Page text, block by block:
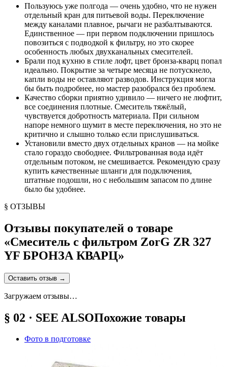
Пользуюсь уже полгода — очень удобно, что не нужен
отдельный кран для питьевой воды. Переключение
между каналами плавное, рычаги не разбалтываются.
Единственное — при первом подключении пришлось
повозиться с подводкой к фильтру, но это скорее
особенность любых двухканальных смесителей.
Брали под кухню в стиле лофт, цвет бронза-кварц попал
идеально. Покрытие за четыре месяца не потускнело,
капли воды не оставляют разводов. Инструкция могла
бы быть подробнее, но мастер разобрался без проблем.
Качество сборки приятно удивило — ничего не люфтит,
все соединения плотные. Смеситель тяжёлый,
чувствуется добротность материала. При сильном
напоре немного шумит в месте переключения, но это не
критично и слышно только если прислушиваться.
Установили вместо двух отдельных кранов — на мойке
стало гораздо свободнее. Фильтрованная вода идёт
отдельным потоком, не смешивается. Рекомендую сразу
купить качественные шланги для подключения,
штатные подошли, но с небольшим запасом по длине
было бы удобнее.
§ ОТЗЫВЫ
Отзывы покупателей о товаре
«Смеситель с фильтром ZorG ZR 327
YF БРОНЗА КВАРЦ»
Оставить отзыв →
Загружаем отзывы…
§ 02 · SEE ALSOПохожие товары
Фото в подготовке